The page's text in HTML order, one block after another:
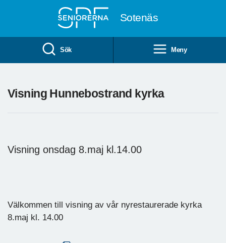
Sotenäs
Sök Meny
Visning Hunnebostrand kyrka
Visning onsdag 8.maj kl.14.00
Välkommen till visning av vår nyrestaurerade kyrka
8.maj kl. 14.00